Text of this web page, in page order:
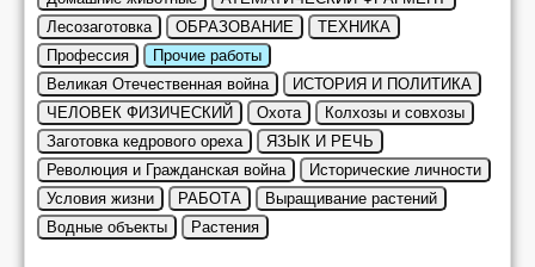
Лесозаготовка
ОБРАЗОВАНИЕ
ТЕХНИКА
Профессия
Прочие работы
Великая Отечественная война
ИСТОРИЯ И ПОЛИТИКА
ЧЕЛОВЕК ФИЗИЧЕСКИЙ
Охота
Колхозы и совхозы
Заготовка кедрового ореха
ЯЗЫК И РЕЧЬ
Революция и Гражданская война
Исторические личности
Условия жизни
РАБОТА
Выращивание растений
Водные объекты
Растения